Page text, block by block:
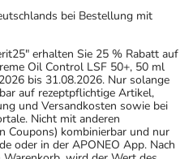
bei Bestellung mit
erhalten Sie 25 % Rabatt auf
Oil Control LSF 50+, 50 ml
bis 31.08.2026. Nur solange
auf rezeptpflichtige Artikel,
und Versandkosten sowie bei
Nicht mit anderen
Coupons) kombinierbar und nur
oder in der APONEO App. Nach